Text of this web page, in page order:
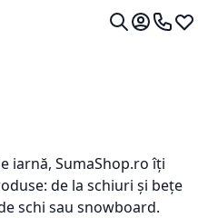
Contul
0724
iarnă, SumaShop.roîți
de la schiuri și bețe
schi sau snowboard.